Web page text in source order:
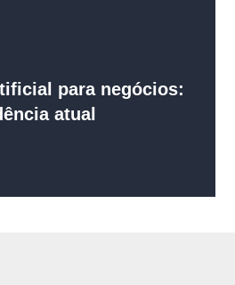
para negócios:
atual